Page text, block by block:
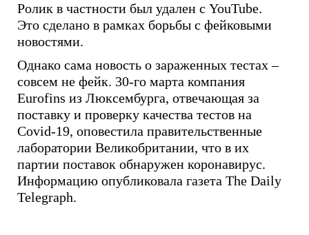
Ролик в частности был удален с YouTube.
Это сделано в рамках борьбы с фейковыми
новостями.
Однако сама новость о зараженных тестах –
совсем не фейк. 30-го марта компания
Eurofins из Люксембурга, отвечающая за
поставку и проверку качества тестов на
Covid-19, оповестила правительственные
лаборатории Великобритании, что в их
партии поставок обнаружен коронавирус.
Информацию опубликовала газета The Daily
Telegraph.